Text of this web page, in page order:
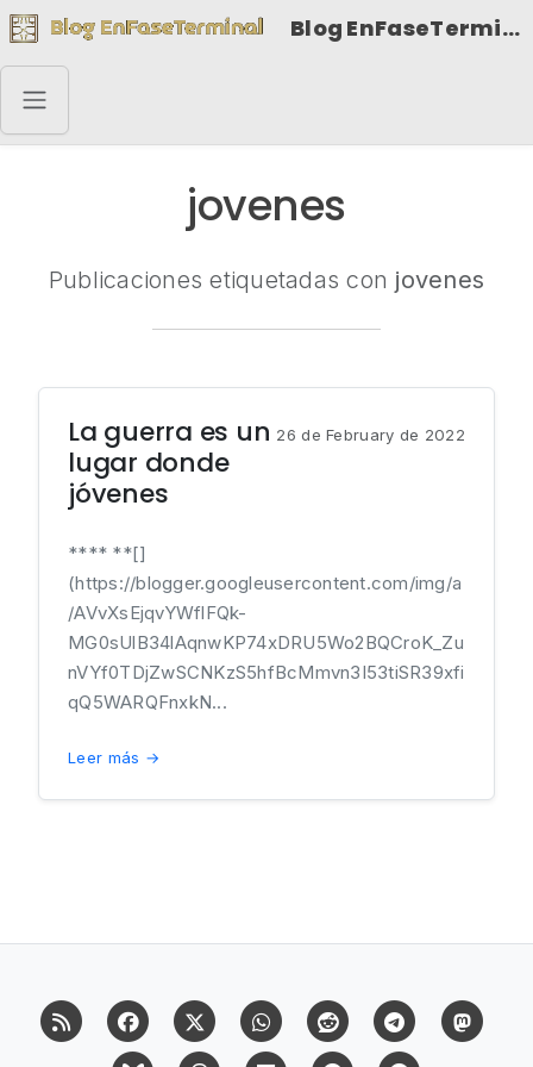
Blog EnFaseTerminal
jovenes
Publicaciones etiquetadas con jovenes
La guerra es un
lugar donde
jóvenes
26 de February de 2022
**** **[]
(https://blogger.googleusercontent.com/img/a
/AVvXsEjqvYWflFQk-
MG0sUlB34lAqnwKP74xDRU5Wo2BQCroK_Zu
nVYf0TDjZwSCNKzS5hfBcMmvn3I53tiSR39xfi
qQ5WARQFnxkN...
Leer más →
RSS FacebookX (Twitter)Whatsapp Reddit Telegram